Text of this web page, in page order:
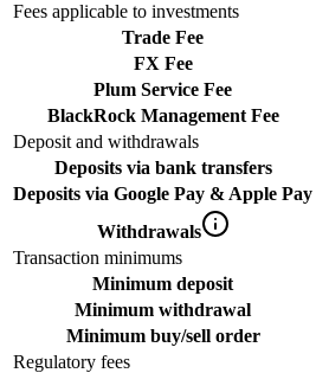
Fees applicable to investments
Trade Fee
FX Fee
Plum Service Fee
BlackRock Management Fee
Deposit and withdrawals
Deposits via bank transfers
Deposits via Google Pay & Apple Pay
Withdrawals
Transaction minimums
Minimum deposit
Minimum withdrawal
Minimum buy/sell order
Regulatory fees